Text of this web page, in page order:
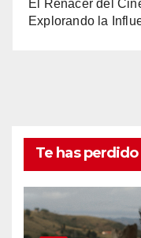
El Renacer del
Explorando la
Te has perdido